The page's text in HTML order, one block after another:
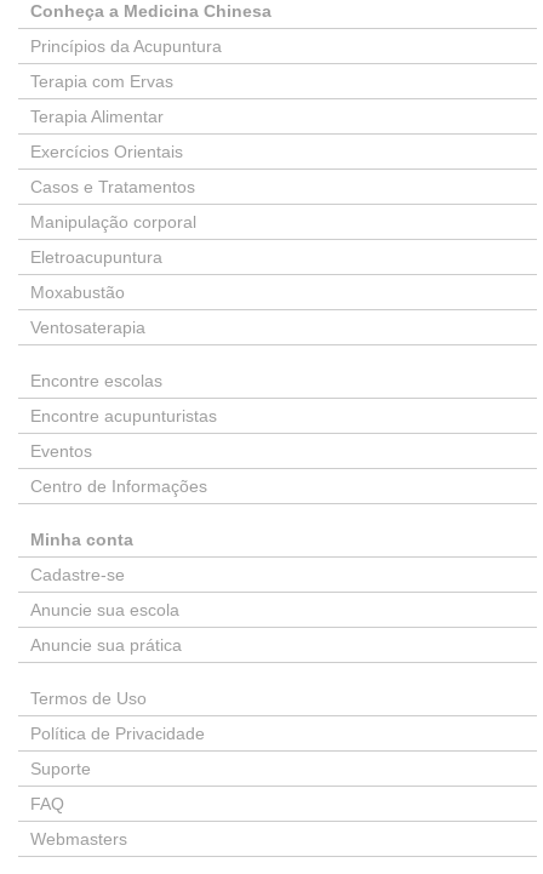
Conheça a Medicina Chinesa
Princípios da Acupuntura
Terapia com Ervas
Terapia Alimentar
Exercícios Orientais
Casos e Tratamentos
Manipulação corporal
Eletroacupuntura
Moxabustão
Ventosaterapia
Encontre escolas
Encontre acupunturistas
Eventos
Centro de Informações
Minha conta
Cadastre-se
Anuncie sua escola
Anuncie sua prática
Termos de Uso
Política de Privacidade
Suporte
FAQ
Webmasters